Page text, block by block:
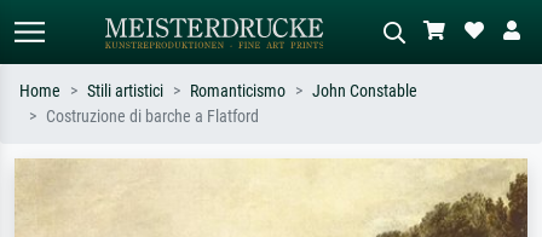
Monet, Notte stellata,
Descrivi la scena – es. prato verde,
astratto con molto rosso, dipinto a
olio scuro, nudo in piedi vicino a un
Home Stili artistici Romanticismo
John Constable
Costruzione di barche a Flatford